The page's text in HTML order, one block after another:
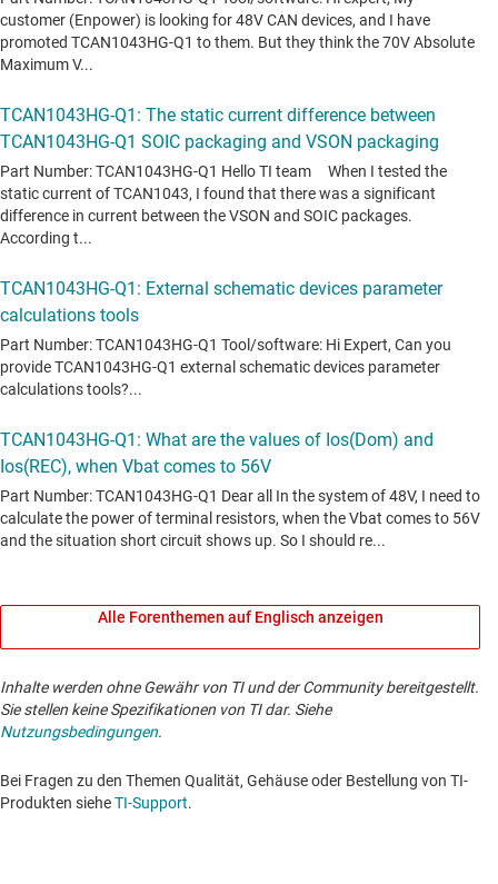
Alle Forenthemen auf Englisch anzeigen
Inhalte werden ohne Gewähr von TI und der Community bereitgestellt.
Sie stellen keine Spezifikationen von TI dar. Siehe
Nutzungsbedingungen.
Bei Fragen zu den Themen Qualität, Gehäuse oder Bestellung von TI-
Produkten sieheTI-Support. ​​​​​​​​​​​​​​